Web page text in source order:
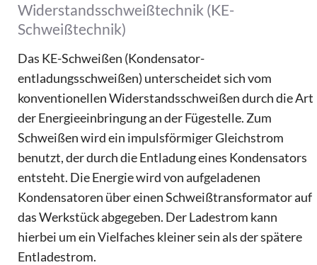
Widerstandsschweißtechnik (KE-
Schweißtechnik)
Das KE-Schweißen (Kondensator­
entladungsschweißen) unterscheidet sich vom
konventionellen Widerstandsschweißen durch die Art
der Energieeinbringung an der Fügestelle. Zum
Schweißen wird ein impulsförmiger Gleichstrom
benutzt, der durch die Entladung eines Kondensators
entsteht. Die Energie wird von aufgeladenen
Kondensatoren über einen Schweißtransformator auf
das Werkstück abgegeben. Der Ladestrom kann
hierbei um ein Vielfaches kleiner sein als der spätere
Entladestrom.